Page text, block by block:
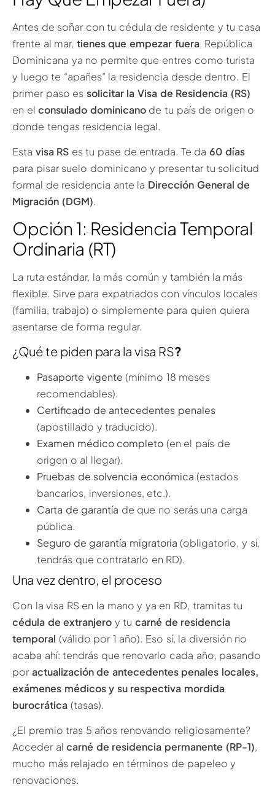
Antes de soñar con tu cédula de residente y tu casa
frente al mar, tienes que empezar fuera. República
Dominicana ya no permite que entres como turista
y luego te “apañes” la residencia desde dentro. El
primer paso es solicitar la Visa de Residencia (RS)
en elconsulado dominicanode tu país de origen o
donde tengas residencia legal.
Esta visa RS es tu pase de entrada. Te da60 días
para pisar suelo dominicano y presentar tu solicitud
formal de residencia ante la Dirección General de
Migración (DGM).
Opción 1: Residencia Temporal
Ordinaria (RT)
La ruta estándar, la más común y también la más
flexible. Sirve para expatriados con vínculos locales
(familia, trabajo) o simplemente para quien quiera
asentarse de forma regular.
¿Qué te piden para la visa RS?
Pasaporte vigente (mínimo 18 meses
recomendables).
Certificado de antecedentes penales
(apostillado y traducido).
Examen médico completo (en el país de
origen o al llegar).
Pruebas de solvencia económica (estados
bancarios, inversiones, etc.).
Carta de garantía de que no serás una carga
pública.
Seguro de garantía migratoria (obligatorio, y sí,
tendrás que contratarlo en RD).
Una vez dentro, el proceso
Con la visa RS en la mano y ya en RD, tramitas tu
cédula de extranjero y tucarné de residencia
temporal (válido por 1 año). Eso sí, la diversión no
acaba ahí: tendrás que renovarlo cada año, pasando
por actualización de antecedentes penales locales,
exámenes médicos y su respectiva mordida
burocrática (tasas).
¿El premio tras 5 años renovando religiosamente?
Acceder alcarné de residencia permanente (RP-1),
mucho más relajado en términos de papeleo y
renovaciones.